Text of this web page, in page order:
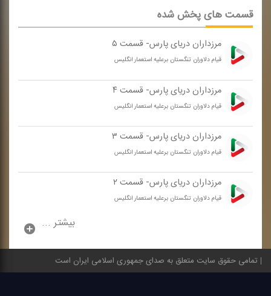
قسمت های پخش شده
مرزداران دریای پارس- قسمت ۵
قیام دلاوران تنگستان برعلیه استعمار انگلیس
مرزداران دریای پارس- قسمت ۴
قیام دلاوران تنگستان برعلیه استعمار انگلیس
مرزداران دریای پارس- قسمت ۳
قیام دلاوران تنگستان برعلیه استعمار انگلیس
مرزداران دریای پارس- قسمت ۲
قیام دلاوران تنگستان برعلیه استعمار انگلیس
بیشتر ...
تمامی حقوق سایت متعلق به صدای جمهوری اسلامی ایران است